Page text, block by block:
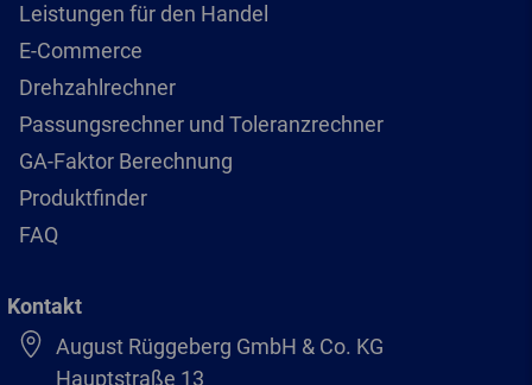
Leistungen für den Handel
E-Commerce
Drehzahlrechner
Passungsrechner und Toleranzrechner
GA-Faktor Berechnung
Produktfinder
FAQ
Kontakt
August Rüggeberg GmbH & Co. KG
Hauptstraße 13